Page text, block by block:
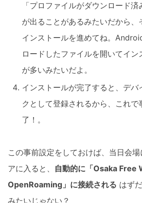
「プロファイルがダウンロード
が出ることがあるみたいだから、
インストールを進めてね。
ロードしたファイルを開いてイン
が多いみたいだよ。
インストールが完了すると、デバ
クとして登録されるから、これで
了！。
この事前設定をしておけば、当日会
アに入ると、 自動的に「Osaka Free
OpenRoaming」に接続される はず
みたいじゃない？